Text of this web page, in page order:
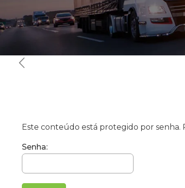
Este conteúdo está protegido por senha.
Senha: